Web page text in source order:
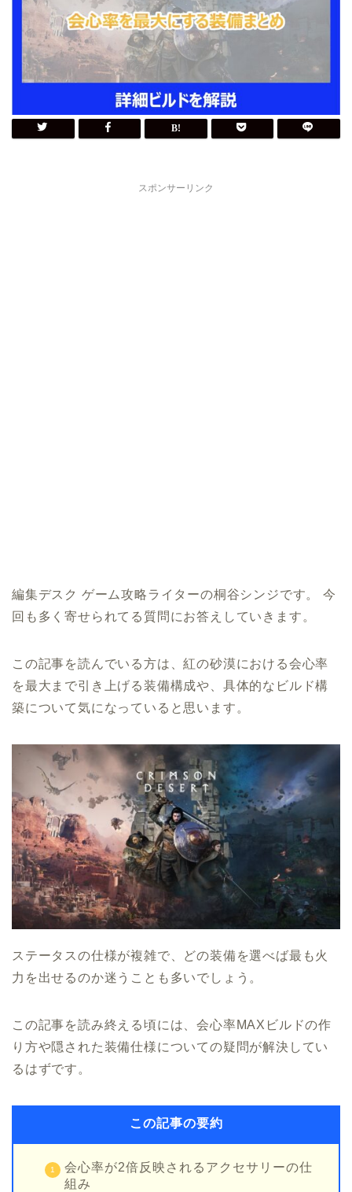
スポンサーリンク
編集デスク ゲーム攻略ライターの桐谷シンジです。 今
回も多く寄せられてる質問にお答えしていきます。
この記事を読んでいる方は、紅の砂漠における会心率
を最大まで引き上げる装備構成や、具体的なビルド構
築について気になっていると思います。
ステータスの仕様が複雑で、どの装備を選べば最も火
力を出せるのか迷うことも多いでしょう。
この記事を読み終える頃には、会心率MAXビルドの作
り方や隠された装備仕様についての疑問が解決してい
るはずです。
この記事の要約
会心率が2倍反映されるアクセサリーの仕
組み